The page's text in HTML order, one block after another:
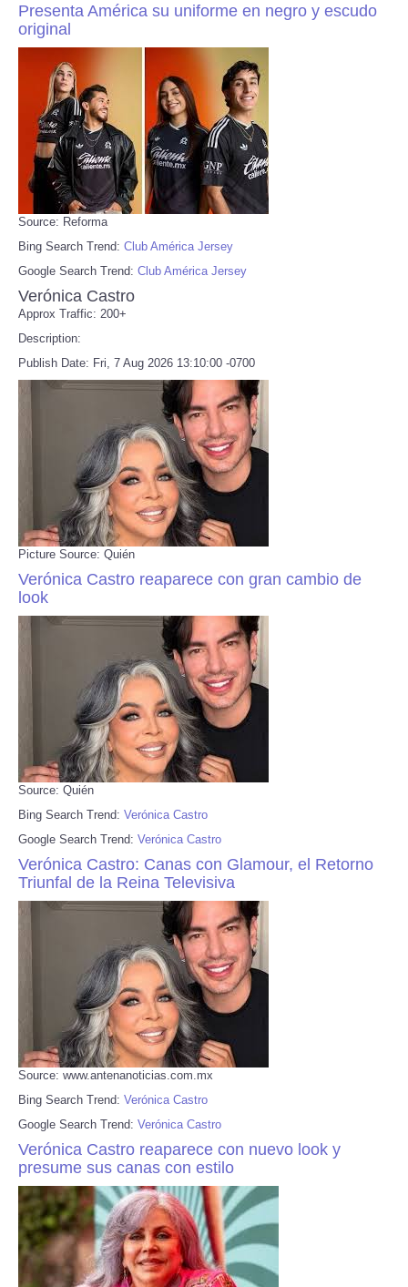
Presenta América su uniforme en negro y escudo
original
Source: Reforma
Bing Search Trend: Club América Jersey
Google Search Trend: Club América Jersey
Verónica Castro
Approx Traffic: 200+
Description:
Publish Date: Fri, 7 Aug 2026 13:10:00 -0700
Picture Source: Quién
Verónica Castro reaparece con gran cambio de
look
Source: Quién
Bing Search Trend: Verónica Castro
Google Search Trend: Verónica Castro
Verónica Castro: Canas con Glamour, el Retorno
Triunfal de la Reina Televisiva
Source: www.antenanoticias.com.mx
Bing Search Trend: Verónica Castro
Google Search Trend: Verónica Castro
Verónica Castro reaparece con nuevo look y
presume sus canas con estilo